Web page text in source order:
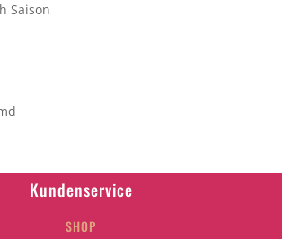
Saison
Kundenservice
SHOP